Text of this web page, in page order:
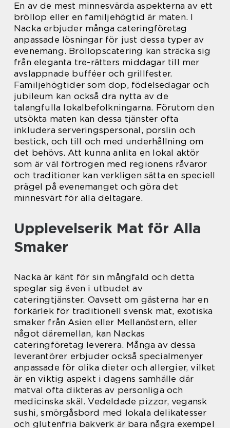
En av de mest minnesvärda aspekterna av ett
bröllop eller en familjehögtid är maten. I
Nacka erbjuder många cateringföretag
anpassade lösningar för just dessa typer av
evenemang. Bröllopscatering kan sträcka sig
från eleganta tre-rätters middagar till mer
avslappnade bufféer och grillfester.
Familjehögtider som dop, födelsedagar och
jubileum kan också dra nytta av de
talangfulla lokalbefolkningarna. Förutom den
utsökta maten kan dessa tjänster ofta
inkludera serveringspersonal, porslin och
bestick, och till och med underhållning om
det behövs. Att kunna anlita en lokal aktör
som är väl förtrogen med regionens råvaror
och traditioner kan verkligen sätta en speciell
prägel på evenemanget och göra det
minnesvärt för alla deltagare.
Upplevelserik Mat för Alla
Smaker
Nacka är känt för sin mångfald och detta
speglar sig även i utbudet av
cateringtjänster. Oavsett om gästerna har en
förkärlek för traditionell svensk mat, exotiska
smaker från Asien eller Mellanöstern, eller
något däremellan, kan Nackas
cateringföretag leverera. Många av dessa
leverantörer erbjuder också specialmenyer
anpassade för olika dieter och allergier, vilket
är en viktig aspekt i dagens samhälle där
matval ofta dikteras av personliga och
medicinska skäl. Vedeldade pizzor, vegansk
sushi, smörgåsbord med lokala delikatesser
och glutenfria bakverk är bara några exempel